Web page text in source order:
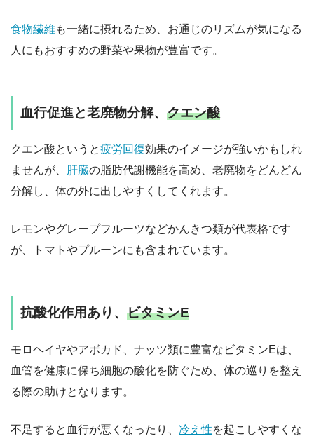
食物繊維 も一緒に摂れるため、お通じのリズムが気になる
人にもおすすめの野菜や果物が豊富です。
血行促進と老廃物分解、 クエン酸
クエン酸というと疲労回復効果のイメージが強いかもしれ
ませんが、
肝臓の脂肪代謝機能を高め、老廃物をどんどん
分解し、体の外に出しやすくしてくれます。
レモンやグレープフルーツなどかんきつ類が代表格です
が、トマトやプルーンにも含まれています。
抗酸化作用あり、 ビタミンE
モロヘイヤやアボカド、ナッツ類に豊富なビタミンEは、
血管を健康に保ち細胞の酸化を防ぐため、体の巡りを整え
る際の助けとなります。
不足すると血行が悪くなったり、 冷え性を起こしやすくな